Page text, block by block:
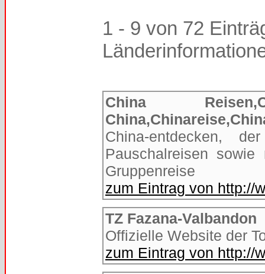
1 - 9 von 72
China
China-entdecken,
Pauschalreisen sowie
Gruppenreise
zum Eintrag von http://
TZ Fazana-Valbandon
Offizielle Website der
zum Eintrag von http://